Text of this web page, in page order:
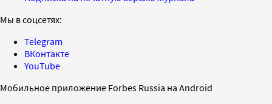
Мы в соцсетях:
Telegram
ВКонтакте
YouTube
Мобильное приложение Forbes Russia на Android